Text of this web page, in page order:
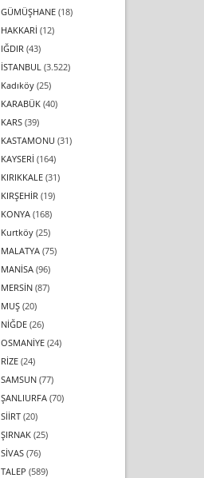
GÜMÜŞHANE(18)
HAKKARİ (12)
IĞDIR (43)
İSTANBUL (3.522)
Kadıköy(25)
KARABÜK(40)
KARS(39)
KASTAMONU (31)
KAYSERİ (164)
KIRIKKALE(31)
KIRŞEHİR (19)
KONYA(168)
Kurtköy(25)
MALATYA(75)
MANİSA(96)
MERSİN(87)
MUŞ(20)
NİĞDE(26)
OSMANİYE(24)
RİZE(24)
SAMSUN(77)
ŞANLIURFA(70)
SİİRT(20)
ŞIRNAK(25)
SİVAS(76)
TALEP (589)